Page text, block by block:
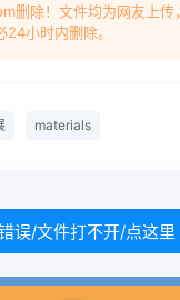
删除！文件均为网友上传
小时内删除。
materials
误/文件打不开/点这里